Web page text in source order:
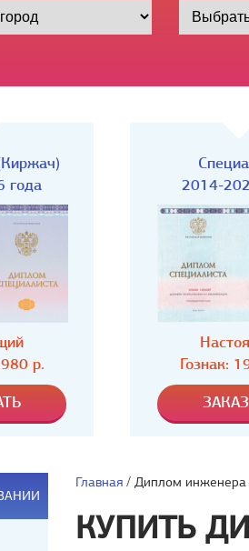
года
р.
2011-
Гознак:
Главная / Диплом инженера
КУПИТЬ